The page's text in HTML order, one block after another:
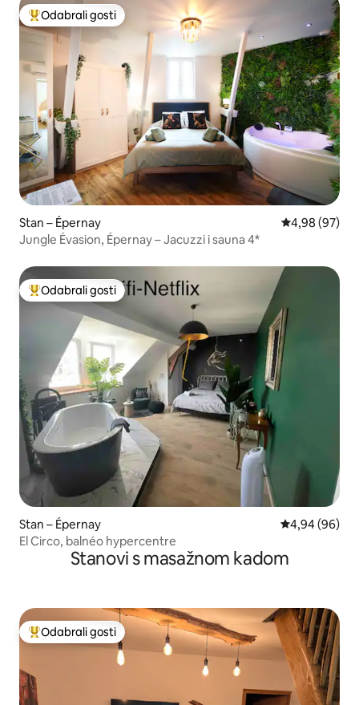
Među najviše rangiranima s oznakom „Odabrali gosti”
Odabrali gosti
Stan – Épernay Prosječna
4,98 (97)
Jungle Évasion, Épernay – Jacuzzi i sauna 4*
Među najviše rangiranima s oznakom „Odabrali gosti”
Odabrali gosti
Stan – Épernay Prosječna
4,94 (96)
El Circo, balnéo hypercentre
Stanovi s masažnom kadom
Među najviše rangiranima s oznakom „Odabrali gosti”
Odabrali gosti